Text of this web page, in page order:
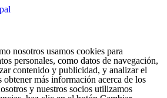
nosotros usamos cookies para
personales, como datos de navegación,
contenido y publicidad, y analizar el
obtener más información acerca de los
y nuestros socios utilizamos